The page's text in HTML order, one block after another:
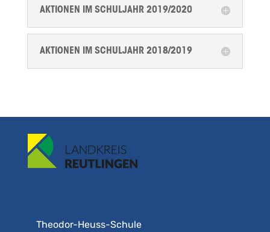
AKTIONEN IM SCHULJAHR 2019/2020
AKTIONEN IM SCHULJAHR 2018/2019
Theodor-Heuss-Schule